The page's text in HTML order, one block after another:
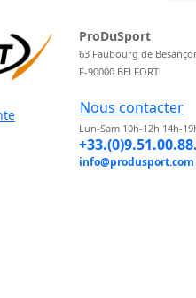
ProDuSport
63 Faubourg de
F-90000 BELFORT
Nous contacter
Lun-Sam 10h-12h 14h-
info@produsport.com